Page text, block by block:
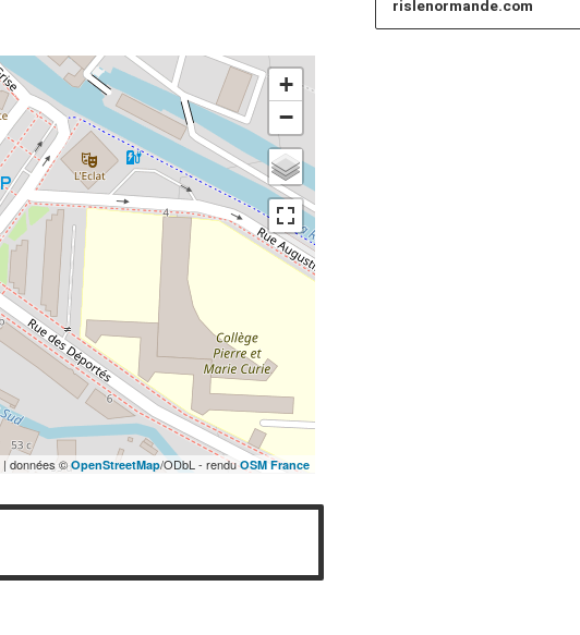
+
−
| données ©OpenStreetMap/ODbL - renduOSM France
rislenormande.com